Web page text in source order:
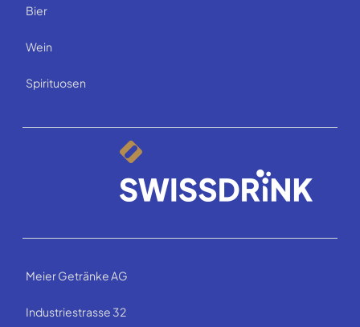
Bier
Wein
Spirituosen
Meier Getränke AG
Industriestrasse 32